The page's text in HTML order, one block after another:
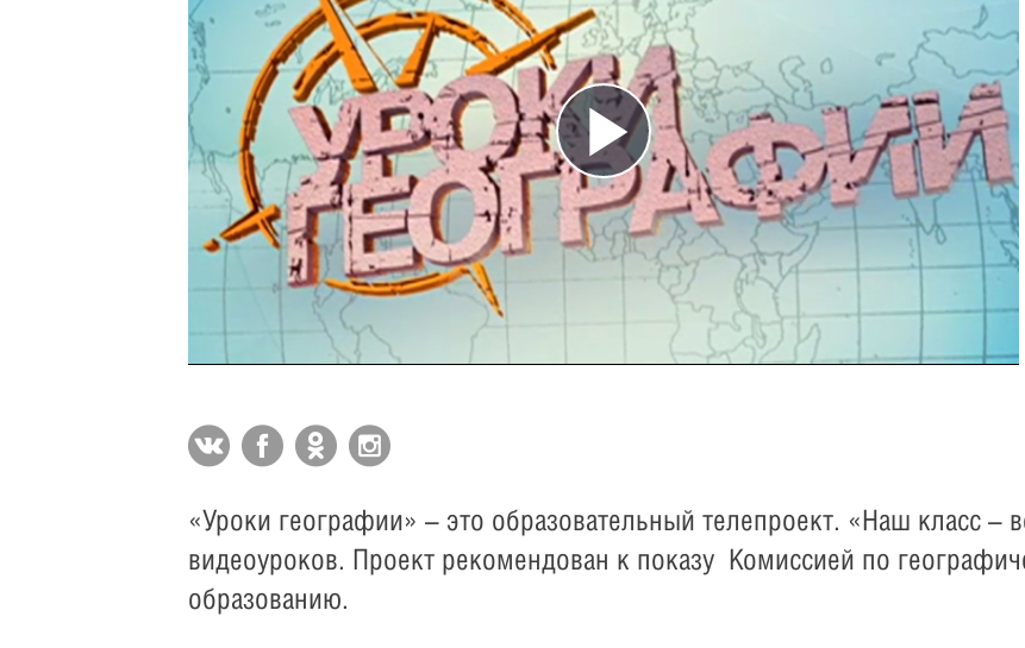
Play
Video
«Уроки географии» – это образовательный телепроект. «Наш класс –
видеоуроков. Проект рекомендован к показу Комиссией по
образованию.